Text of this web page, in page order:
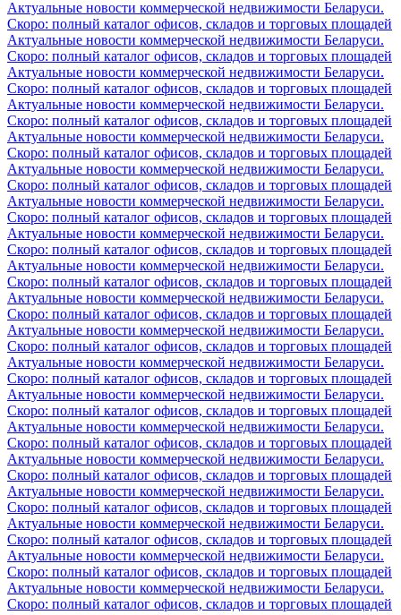
Актуальные новости коммерческой недвижимости Беларуси.
Скоро: полный каталог офисов, складов и торговых площадей
Актуальные новости коммерческой недвижимости Беларуси.
Скоро: полный каталог офисов, складов и торговых площадей
Актуальные новости коммерческой недвижимости Беларуси.
Скоро: полный каталог офисов, складов и торговых площадей
Актуальные новости коммерческой недвижимости Беларуси.
Скоро: полный каталог офисов, складов и торговых площадей
Актуальные новости коммерческой недвижимости Беларуси.
Скоро: полный каталог офисов, складов и торговых площадей
Актуальные новости коммерческой недвижимости Беларуси.
Скоро: полный каталог офисов, складов и торговых площадей
Актуальные новости коммерческой недвижимости Беларуси.
Скоро: полный каталог офисов, складов и торговых площадей
Актуальные новости коммерческой недвижимости Беларуси.
Скоро: полный каталог офисов, складов и торговых площадей
Актуальные новости коммерческой недвижимости Беларуси.
Скоро: полный каталог офисов, складов и торговых площадей
Актуальные новости коммерческой недвижимости Беларуси.
Скоро: полный каталог офисов, складов и торговых площадей
Актуальные новости коммерческой недвижимости Беларуси.
Скоро: полный каталог офисов, складов и торговых площадей
Актуальные новости коммерческой недвижимости Беларуси.
Скоро: полный каталог офисов, складов и торговых площадей
Актуальные новости коммерческой недвижимости Беларуси.
Скоро: полный каталог офисов, складов и торговых площадей
Актуальные новости коммерческой недвижимости Беларуси.
Скоро: полный каталог офисов, складов и торговых площадей
Актуальные новости коммерческой недвижимости Беларуси.
Скоро: полный каталог офисов, складов и торговых площадей
Актуальные новости коммерческой недвижимости Беларуси.
Скоро: полный каталог офисов, складов и торговых площадей
Актуальные новости коммерческой недвижимости Беларуси.
Скоро: полный каталог офисов, складов и торговых площадей
Актуальные новости коммерческой недвижимости Беларуси.
Скоро: полный каталог офисов, складов и торговых площадей
Актуальные новости коммерческой недвижимости Беларуси.
Скоро: полный каталог офисов, складов и торговых площадей